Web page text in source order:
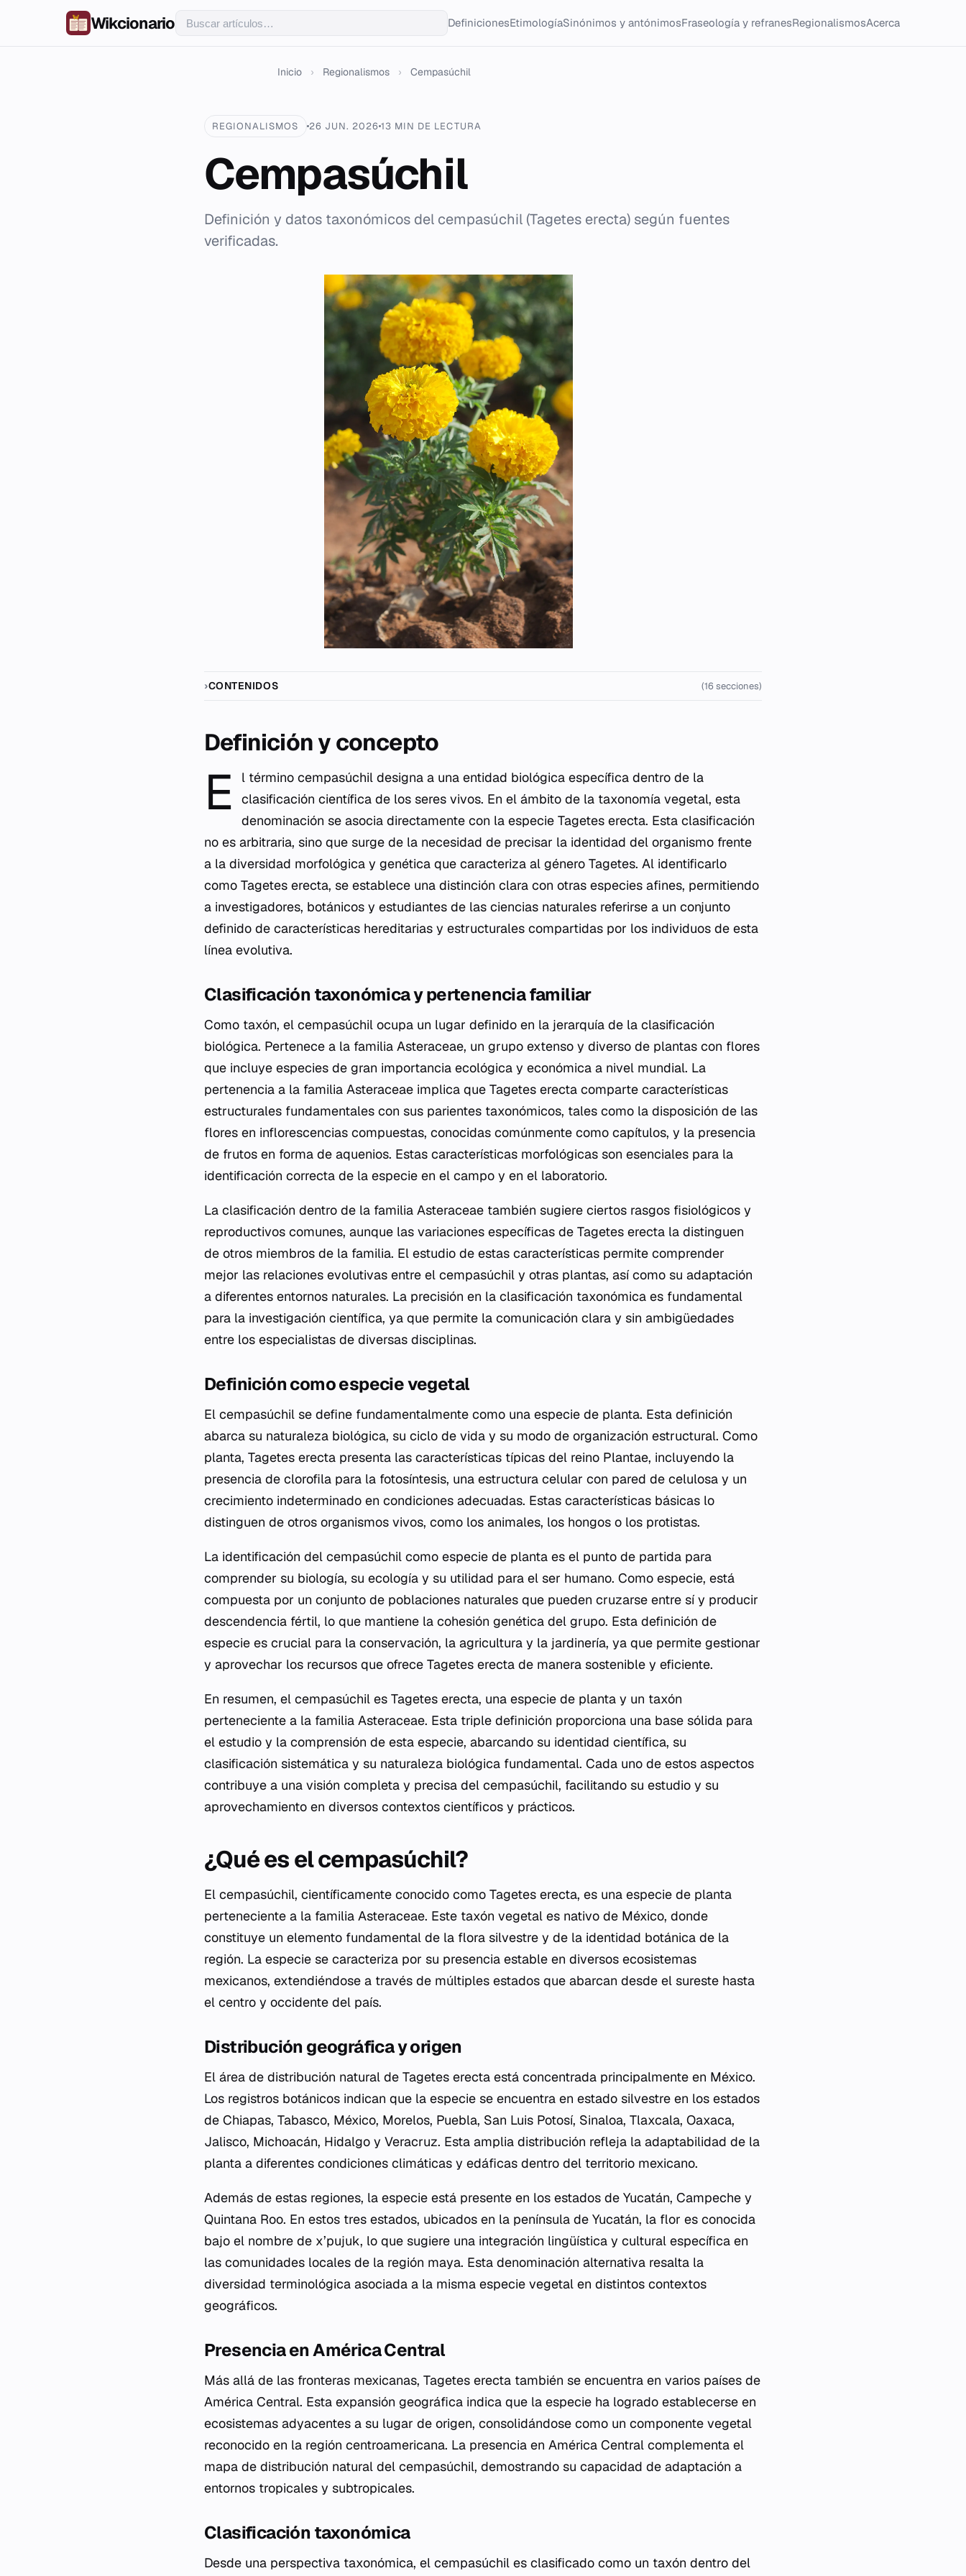
Wikcionario DefinicionesEtimologíaSinónimos y antónimosFraseología y refranesRegionalismosAcerca
Inicio › Regionalismos › Cempasúchil
REGIONALISMOS 26 JUN. 202613 MIN DE LECTURA
Cempasúchil
Definición y datos taxonómicos del cempasúchil (Tagetes erecta) según fuentes
verificadas.
CONTENIDOS (16 secciones)
Definición y concepto
E
l término cempasúchil designa a una entidad biológica específica dentro de la
clasificación científica de los seres vivos. En el ámbito de la taxonomía vegetal, esta
denominación se asocia directamente con la especieTagetes erecta. Esta clasificación
no es arbitraria, sino que surge de la necesidad de precisar la identidad del organismo frente
a la diversidad morfológica y genética que caracteriza al género Tagetes. Al identificarlo
como Tagetes erecta, se establece una distinción clara con otras especies afines, permitiendo
a investigadores, botánicos y estudiantes de las ciencias naturales referirse a un conjunto
definido de características hereditarias y estructurales compartidas por los individuos de esta
línea evolutiva.
Clasificación taxonómica y pertenencia familiar
Como taxón, el cempasúchil ocupa un lugar definido en la jerarquía de la clasificación
biológica. Pertenece a la familia Asteraceae, un grupo extenso y diverso de plantas con flores
que incluye especies de gran importancia ecológica y económica a nivel mundial. La
pertenencia a la familia Asteraceae implica que Tagetes erecta comparte características
estructurales fundamentales con sus parientes taxonómicos, tales como la disposición de las
flores en inflorescencias compuestas, conocidas comúnmente como capítulos, y la presencia
de frutos en forma de aquenios. Estas características morfológicas son esenciales para la
identificación correcta de la especie en el campo y en el laboratorio.
La clasificación dentro de la familia Asteraceae también sugiere ciertos rasgos fisiológicos y
reproductivos comunes, aunque las variaciones específicas de Tagetes erecta la distinguen
de otros miembros de la familia. El estudio de estas características permite comprender
mejor las relaciones evolutivas entre el cempasúchil y otras plantas, así como su adaptación
a diferentes entornos naturales. La precisión en la clasificación taxonómica es fundamental
para la investigación científica, ya que permite la comunicación clara y sin ambigüedades
entre los especialistas de diversas disciplinas.
Definición como especie vegetal
El cempasúchil se define fundamentalmente como una especie de planta. Esta definición
abarca su naturaleza biológica, su ciclo de vida y su modo de organización estructural. Como
planta, Tagetes erecta presenta las características típicas del reino Plantae, incluyendo la
presencia de clorofila para la fotosíntesis, una estructura celular con pared de celulosa y un
crecimiento indeterminado en condiciones adecuadas. Estas características básicas lo
distinguen de otros organismos vivos, como los animales, los hongos o los protistas.
La identificación del cempasúchil como especie de planta es el punto de partida para
comprender su biología, su ecología y su utilidad para el ser humano. Como especie, está
compuesta por un conjunto de poblaciones naturales que pueden cruzarse entre sí y producir
descendencia fértil, lo que mantiene la cohesión genética del grupo. Esta definición de
especie es crucial para la conservación, la agricultura y la jardinería, ya que permite gestionar
y aprovechar los recursos que ofrece Tagetes erecta de manera sostenible y eficiente.
En resumen, el cempasúchil es Tagetes erecta, una especie de planta y un taxón
perteneciente a la familia Asteraceae. Esta triple definición proporciona una base sólida para
el estudio y la comprensión de esta especie, abarcando su identidad científica, su
clasificación sistemática y su naturaleza biológica fundamental. Cada uno de estos aspectos
contribuye a una visión completa y precisa del cempasúchil, facilitando su estudio y su
aprovechamiento en diversos contextos científicos y prácticos.
¿Qué es el cempasúchil?
El cempasúchil, científicamente conocido como Tagetes erecta, es una especie de planta
perteneciente a la familia Asteraceae. Este taxón vegetal es nativo de México, donde
constituye un elemento fundamental de la flora silvestre y de la identidad botánica de la
región. La especie se caracteriza por su presencia estable en diversos ecosistemas
mexicanos, extendiéndose a través de múltiples estados que abarcan desde el sureste hasta
el centro y occidente del país.
Distribución geográfica y origen
El área de distribución natural de Tagetes erecta está concentrada principalmente en México.
Los registros botánicos indican que la especie se encuentra en estado silvestre en los estados
de Chiapas, Tabasco, México, Morelos, Puebla, San Luis Potosí, Sinaloa, Tlaxcala, Oaxaca,
Jalisco, Michoacán, Hidalgo y Veracruz. Esta amplia distribución refleja la adaptabilidad de la
planta a diferentes condiciones climáticas y edáficas dentro del territorio mexicano.
Además de estas regiones, la especie está presente en los estados de Yucatán, Campeche y
Quintana Roo. En estos tres estados, ubicados en la península de Yucatán, la flor es conocida
bajo el nombre de x’pujuk, lo que sugiere una integración lingüística y cultural específica en
las comunidades locales de la región maya. Esta denominación alternativa resalta la
diversidad terminológica asociada a la misma especie vegetal en distintos contextos
geográficos.
Presencia en América Central
Más allá de las fronteras mexicanas, Tagetes erecta también se encuentra en varios países de
América Central. Esta expansión geográfica indica que la especie ha logrado establecerse en
ecosistemas adyacentes a su lugar de origen, consolidándose como un componente vegetal
reconocido en la región centroamericana. La presencia en América Central complementa el
mapa de distribución natural del cempasúchil, demostrando su capacidad de adaptación a
entornos tropicales y subtropicales.
Clasificación taxonómica
Desde una perspectiva taxonómica, el cempasúchil es clasificado como un taxón dentro del